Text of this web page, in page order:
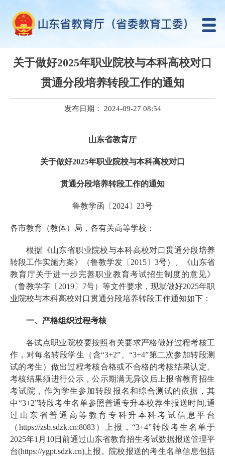
关于做好2025年职业院校与本科高校对口
贯通分段培养转段工作的通知
发布日期： 2024-09-27 08:54
山东省教育厅
关于做好2025年职业院校与本科高校对口
贯通分段培养转段工作的通知
鲁教学函〔2024〕23号
各市教育（教体）局，各有关高等学校：
根据《山东省职业院校与本科高校对口贯通分段培养
转段工作实施方案》（鲁教学发〔2015〕3号）、《山东省
教育厅关于进一步完善职业教育考试招生制度的意见》
（鲁教学字〔2019〕7号）等文件要求，现就做好2025年职
业院校与本科高校对口贯通分段培养转段工作通知如下：
一、严格组织过程考核
各试点职业院校要按照有关要求严格做好过程考核工
作，对每名转段学生（含“3+2”、“3+4”第二次参加转段测
试的考生）做出过程考核合格或不合格的考核结果认定。
考核结果须进行公示，公示期满无异议后上报省教育招生
考试院，作为学生参加转段报名和综合测试的依据，其
中“3+2”转段考生名单参照普通专升本校荐生报送时间,通
过山东省普通高等教育专科升本科考试信息平台
（https://zsb.sdzk.cn:8083）上报，“3+4”转段考生名单于
2025年1月10日前通过山东省教育招生考试数据报送管理平
台(https://ygpt.sdzk.cn)上报。院校报送的考生名单信息包括